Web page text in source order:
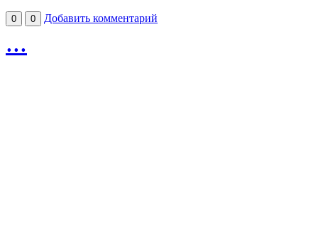
0 0 Добавить комментарий
...